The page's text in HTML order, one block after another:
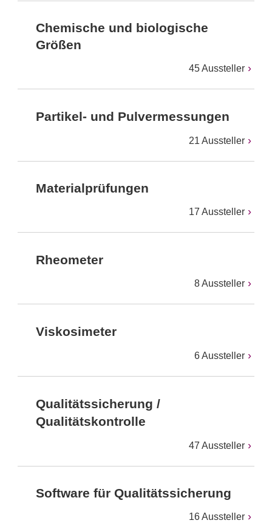
Chemische und biologische
Größen
45 Aussteller
Partikel- und Pulvermessungen
21 Aussteller
Materialprüfungen
17 Aussteller
Rheometer
8 Aussteller
Viskosimeter
6 Aussteller
Qualitätssicherung /
Qualitätskontrolle
47 Aussteller
Software für Qualitätssicherung
16 Aussteller